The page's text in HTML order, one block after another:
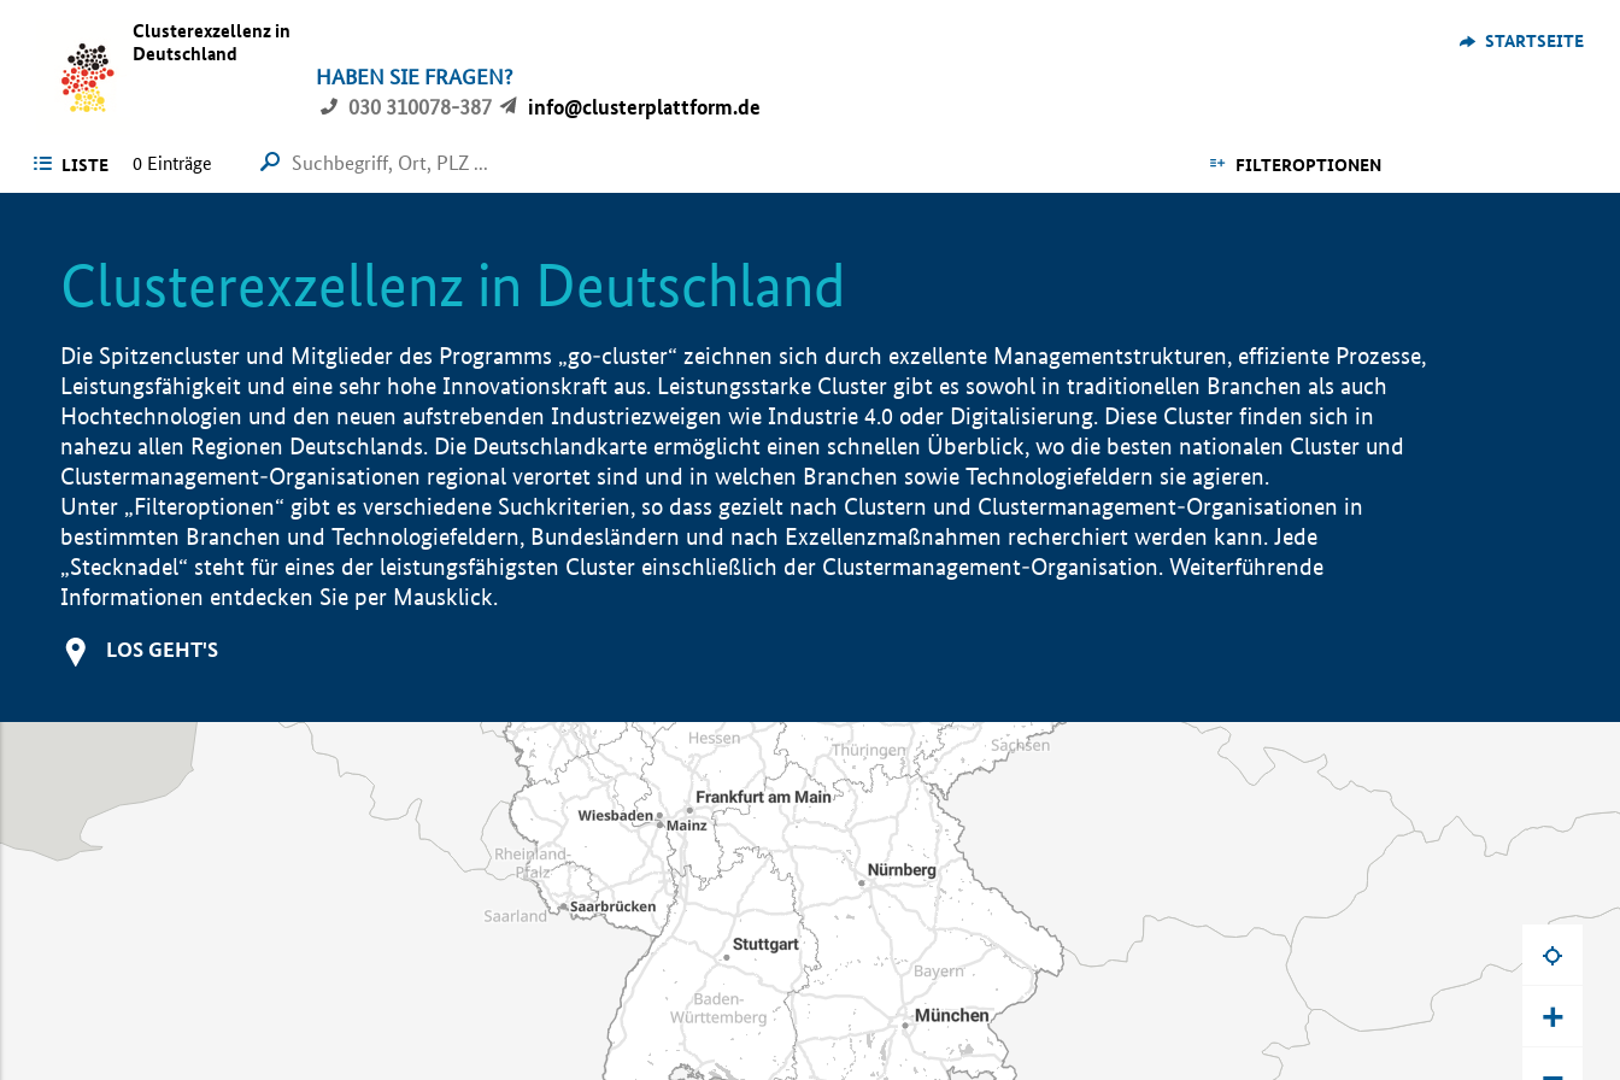
Clusterexzellenz in
Deutschland
HABEN SIE FRAGEN?
030 310078-387
info@clusterplattform.de
STARTSEITE
LISTE FILTEROPTIONEN
0 Einträge
Clusterexzellenz in Deutschland
Die Spitzencluster und Mitglieder des Programms „go-cluster“ zeichnen sich durch exzellente Managementstrukturen, effiziente Prozesse,
Leistungsfähigkeit und eine sehr hohe Innovationskraft aus. Leistungsstarke Cluster gibt es sowohl in traditionellen Branchen als auch
Hochtechnologien und den neuen aufstrebenden Industriezweigen wie Industrie 4.0 oder Digitalisierung. Diese Cluster finden sich in
nahezu allen Regionen Deutschlands. Die Deutschlandkarte ermöglicht einen schnellen Überblick, wo die besten nationalen Cluster und
Clustermanagement-Organisationen regional verortet sind und in welchen Branchen sowie Technologiefeldern sie agieren.
Unter „Filteroptionen“ gibt es verschiedene Suchkriterien, so dass gezielt nach Clustern und Clustermanagement-Organisationen in
bestimmten Branchen und Technologiefeldern, Bundesländern und nach Exzellenzmaßnahmen recherchiert werden kann. Jede
„Stecknadel“ steht für eines der leistungsfähigsten Cluster einschließlich der Clustermanagement-Organisation. Weiterführende
Informationen entdecken Sie per Mausklick.
LOS GEHT'S
+